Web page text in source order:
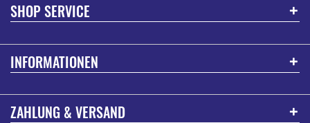
SHOP SERVICE
INFORMATIONEN
ZAHLUNG & VERSAND